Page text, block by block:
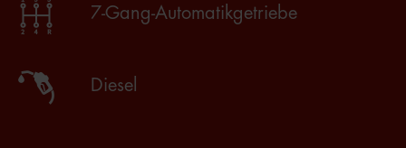
7-Gang-Automatikgetriebe
Diesel